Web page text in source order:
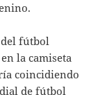
del fútbol
la camiseta
coincidiendo
de fútbol